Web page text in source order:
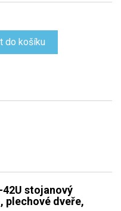
do košíku
42U stojanový
plechové dveře,